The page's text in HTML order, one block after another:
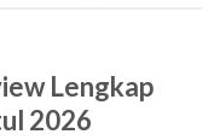
Lengkap
2026